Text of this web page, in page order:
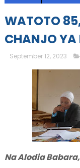
WATOTO
CHANJO YA
September 12, 2023
Na Alodia